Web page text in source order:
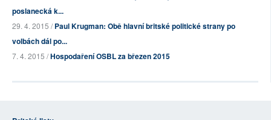
poslanecká k...
29. 4. 2015 /Paul Krugman: Obě hlavní britské politické strany po
volbách dál po...
7. 4. 2015 /Hospodaření OSBL za březen 2015